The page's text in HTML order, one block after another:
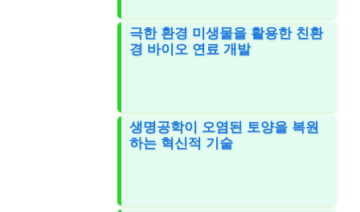
극한 환경 미생물을 활용한 친환
경 바이오 연료 개발
생명공학이 오염된 토양을 복원
하는 혁신적 기술